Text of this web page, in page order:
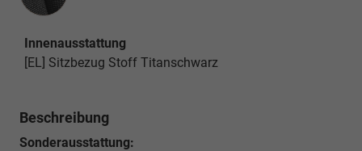
Innenausstattung
[EL] Sitzbezug Stoff Titanschwarz
Beschreibung
Sonderausstattung: